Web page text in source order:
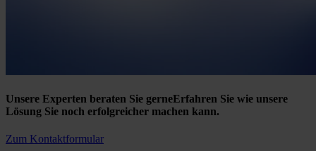
Unsere Experten beraten Sie gerneErfahren Sie wie unsere
Lösung Sie noch erfolgreicher machen kann.
Zum Kontaktformular